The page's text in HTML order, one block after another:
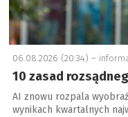
06.08.2026 (20:34) –
10 zasad
AI znowu rozpala
wynikach kwartalnych